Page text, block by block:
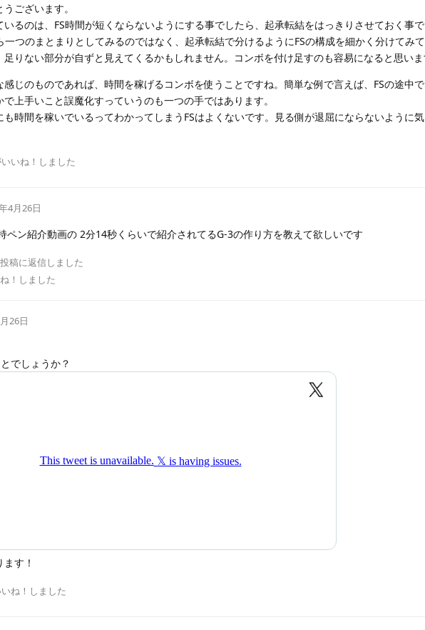
ございます。
るのは、FS時間が短くならないようにする事でしたら、起承転結をはっきりさせておく事で
一つのまとまりとしてみるのではなく、起承転結で分けるようにFSの構成を細かく分けてみて
足りない部分が自ずと見えてくるかもしれません。コンボを付け足すのも容易になると思いま
感じのものであれば、時間を稼げるコンボを使うことですね。簡単な例で言えば、FSの途中
で上手いこと誤魔化すっていうのも一つの手ではあります。
も時間を稼いでいるってわかってしまうFSはよくないです。見る側が退屈にならないように
いね！しました
4月26日
ペン紹介動画の 2分14秒くらいで紹介されてるG-3の作り方を教えて欲しいです
稿に返信しました
！しました
26日
でしょうか？
す！
ね！しました